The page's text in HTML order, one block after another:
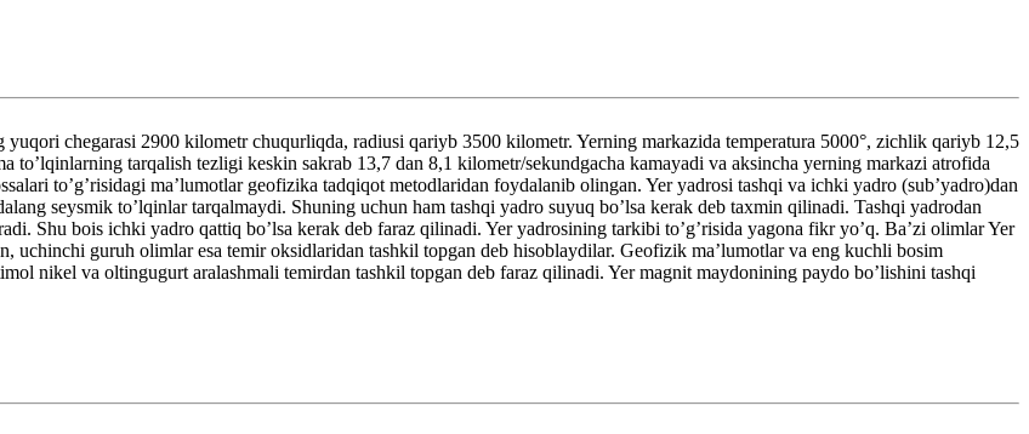
chegarasi 2900 kilometr chuqurliqda, radiusi qariyb 3500 kilometr. Yerning markazida temperatura 5000°, zichlik qariyb 12,5
to’lqinlarning tarqalish tezligi keskin sakrab 13,7 dan 8,1 kilometr/sekundgacha kamayadi va aksincha yerning markazi atrofida
to’g’risidagi ma’lumotlar geofizika tadqiqot metodlaridan foydalanib olingan. Yer yadrosi tashqi va ichki yadro (sub’yadro)dan
seysmik to’lqinlar tarqalmaydi. Shuning uchun ham tashqi yadro suyuq bo’lsa kerak deb taxmin qilinadi. Tashqi yadrodan
Shu bois ichki yadro qattiq bo’lsa kerak deb faraz qilinadi. Yer yadrosining tarkibi to’g’risida yagona fikr yo’q. Ba’zi olimlar Yer
uchinchi guruh olimlar esa temir oksidlaridan tashkil topgan deb hisoblaydilar. Geofizik ma’lumotlar va eng kuchli bosim
nikel va oltingugurt aralashmali temirdan tashkil topgan deb faraz qilinadi. Yer magnit maydonining paydo bo’lishini tashqi